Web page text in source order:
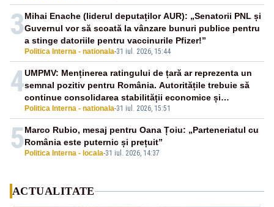
3
Politica Interna - nationala-31 iul. 2026, 15:44
Mihai Enache (liderul deputaților AUR): „Senatorii PNL și
Guvernul vor să scoată la vânzare bunuri publice pentru
a stinge datoriile pentru vaccinurile Pfizer!”
4
Politica Interna - nationala-31 iul. 2026, 15:51
UMPMV: Menținerea ratingului de țară ar reprezenta un
semnal pozitiv pentru România. Autoritățile trebuie să
continue consolidarea stabilității economice și
financiare
5 Politica Interna - locala-31 iul. 2026, 14:37
Marco Rubio, mesaj pentru Oana Țoiu: „Parteneriatul cu
România este puternic și prețuit”
ACTUALITATE